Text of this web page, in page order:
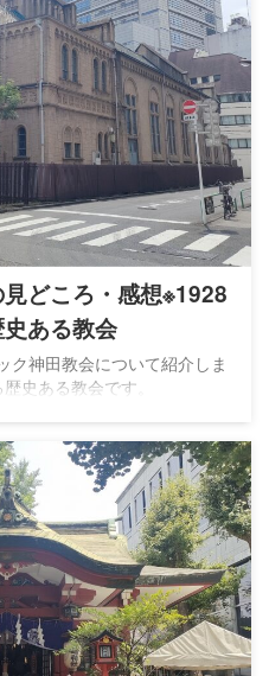
どころ・感想※1928
ある教会
ク神田教会について紹介しま
史ある教会です。